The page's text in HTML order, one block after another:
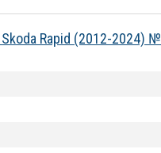
Rapid (2012-2024) №